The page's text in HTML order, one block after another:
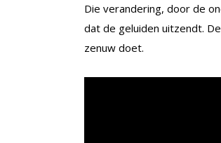
Die verandering, door de
dat de geluiden uitzendt.
zenuw doet.